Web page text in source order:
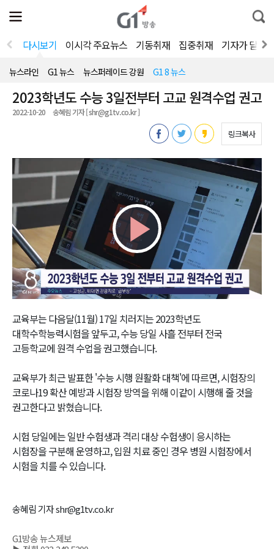
전
체
뉴
열
통
합
색
다시보기 이시각 주요뉴스 기동취재 집중취재 기자가 달려
뉴스라인 G1 뉴스 뉴스퍼레이드 강원 G1 8 뉴스
2023학년도 수능 3일전부터 고교 원격수업 권고
2022-10-20 송혜림 기자 [ shr@g1tv.co.kr ]
링크복사
Play
Video
교육부는 다음달(11월) 17일 치러지는 2023학년도
대학수학능력시험을 앞두고, 수능 당일 사흘 전부터 전국
고등학교에 원격 수업을 권고했습니다.
교육부가 최근 발표한 '수능 시행 원활화 대책'에 따르면, 시험장의
코로나19 확산 예방과 시험장 방역을 위해 이같이 시행해 줄 것을
권고한다고 밝혔습니다.
시험 당일에는 일반 수험생과 격리 대상 수험생이 응시하는
시험장을 구분해 운영하고, 입원 치료 중인 경우 병원 시험장에서
시험을 치를 수 있습니다.
송혜림 기자 shr@g1tv.co.kr
G1방송 뉴스제보